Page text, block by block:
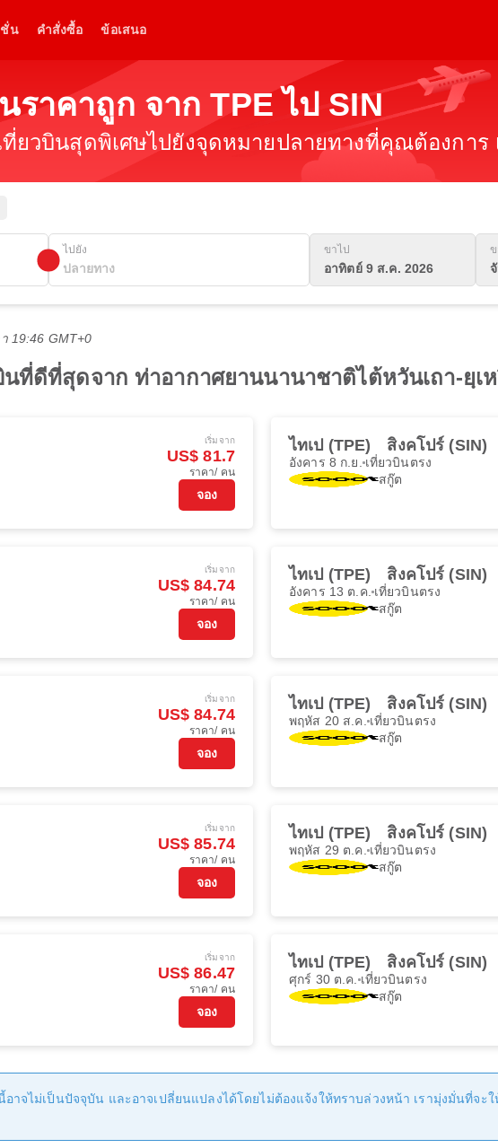
ชั่น คำสั่งซื้อ ข้อเสนอ
ราคาถูก จาก TPE ไป SIN
ที่ยวบินสุดพิเศษไปยังจุดหมายปลายทางที่คุณต้องการ
ไปยัง ขาไป
อาทิตย์ 9 ส.ค. 2026
19:46 GMT+0
นที่ดีที่สุดจาก ท่าอากาศยานนานาชาติไต้หวันเถา-ยฺเ
เริ่มจาก
US$ 81.7
ราคา/ คน
จอง
ไทเป (TPE) สิงคโปร์ (SIN)
อังคาร 8 ก.ย. เที่ยวบินตรง
สกู๊ต
เริ่มจาก
US$ 84.74
ราคา/ คน
จอง
ไทเป (TPE) สิงคโปร์ (SIN)
อังคาร 13 ต.ค. เที่ยวบินตรง
สกู๊ต
เริ่มจาก
US$ 84.74
ราคา/ คน
จอง
ไทเป (TPE) สิงคโปร์ (SIN)
พฤหัส 20 ส.ค. เที่ยวบินตรง
สกู๊ต
เริ่มจาก
US$ 85.74
ราคา/ คน
จอง
ไทเป (TPE) สิงคโปร์ (SIN)
พฤหัส 29 ต.ค. เที่ยวบินตรง
สกู๊ต
เริ่มจาก
US$ 86.47
ราคา/ คน
จอง
ไทเป (TPE) สิงคโปร์ (SIN)
ศุกร์ 30 ต.ค. เที่ยวบินตรง
สกู๊ต
าจไม่เป็นปัจจุบัน และอาจเปลี่ยนแปลงได้โดยไม่ต้องแจ้งให้ทราบล่วงหน้า เรามุ่งมั่นที่จะ